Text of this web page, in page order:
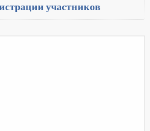
участников